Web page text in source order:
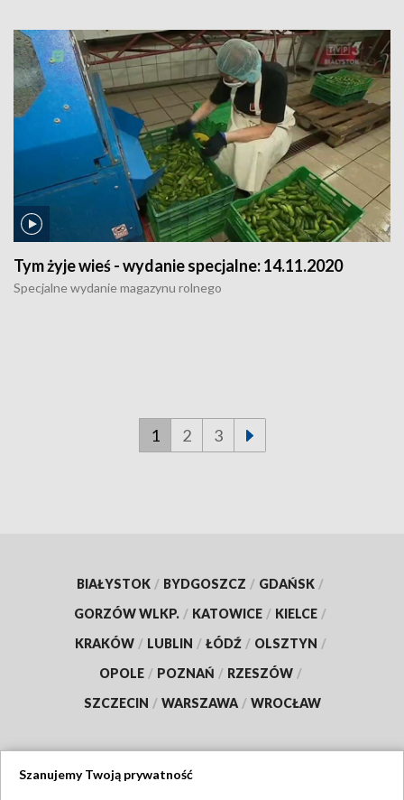
Tym żyje wieś - wydanie specjalne:14.11.2020
Specjalne wydanie magazynu rolnego
1 2 3
BIAŁYSTOK / BYDGOSZCZ / GDAŃSK /
GORZÓW WLKP. / KATOWICE / KIELCE /
KRAKÓW / LUBLIN / ŁÓDŹ / OLSZTYN /
OPOLE / POZNAŃ / RZESZÓW /
SZCZECIN / WARSZAWA / WROCŁAW
Szanujemy Twoją prywatność